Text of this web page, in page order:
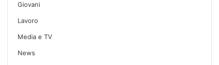
Giovani
Lavoro
Media e TV
News